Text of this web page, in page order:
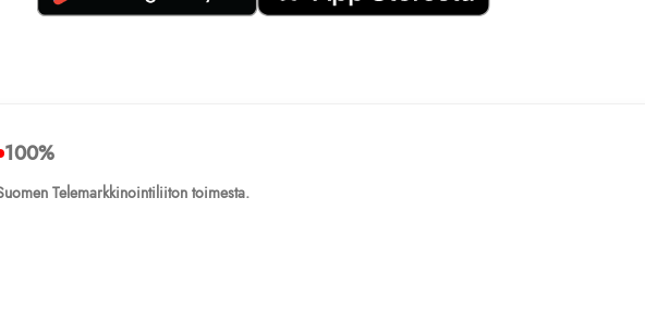
100%
Telemarkkinointiliiton toimesta.